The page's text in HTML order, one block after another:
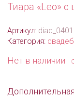
Тиара «Leo»
Артикул: diad_0401
Категория:
Нет в наличии